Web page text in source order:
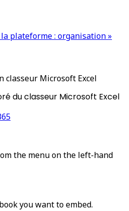
plateforme : organisation »
classeur Microsoft Excel
du classeur Microsoft Excel
the menu on the left-hand
you want to embed.